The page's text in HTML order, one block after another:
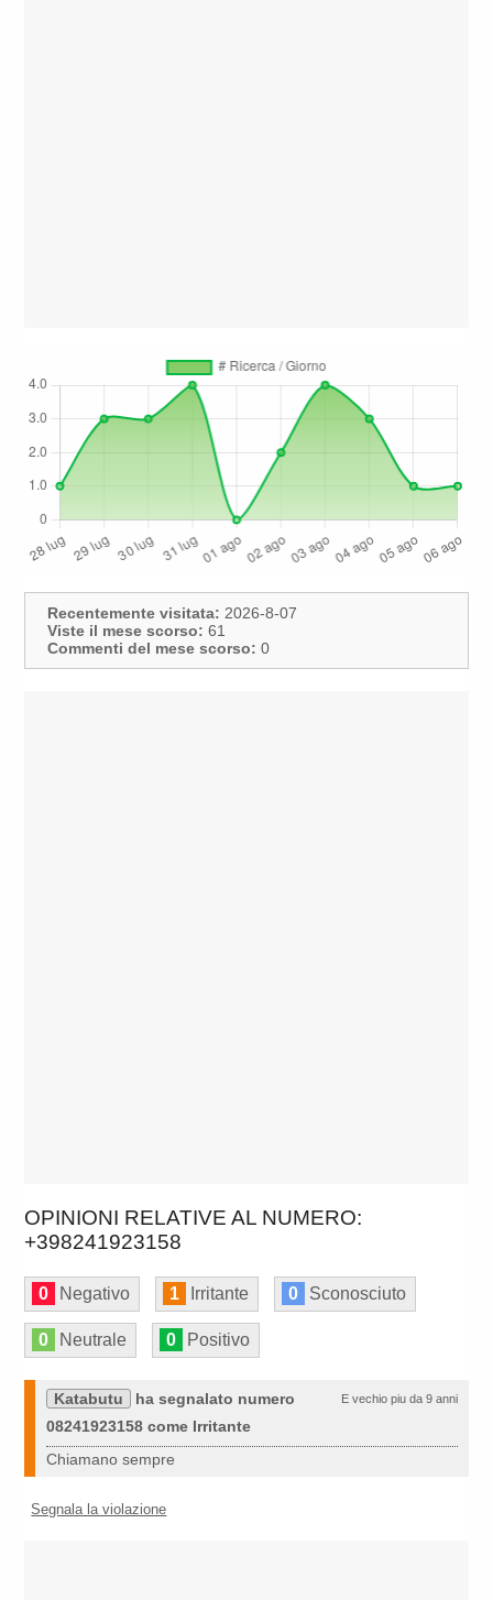
Recentemente visitata: 2026-8-07
Viste il mese scorso: 61
Commenti del mese scorso: 0
OPINIONI RELATIVE AL NUMERO:
+398241923158
0 Negativo 1 Irritante 0 Sconosciuto
0 Neutrale 0 Positivo
E vechio piu da 9 anni
Katabutu
ha segnalato numero
08241923158 come Irritante
Chiamano sempre
Segnala la violazione